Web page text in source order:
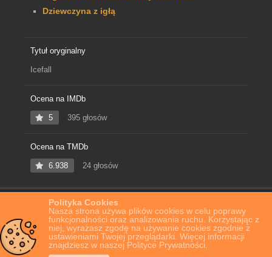
Polityka Cookies
Nasza strona używa plików cookies w celu poprawy
funkcjonalności oraz analizowania ruchu. Korzystając z
niej, wyrażasz zgodę na używanie cookies zgodnie z
ustawieniami Twojej przeglądarki. Więcej informacji
znajdziesz w naszej Polityce Prywatności.
Dziewczyna z igłą
Tytuł oryginalny
Icefall
Ocena na IMDb
5 395 głosów
Ocena na TMDb
6.938 24 głosów
Film Online Icefall